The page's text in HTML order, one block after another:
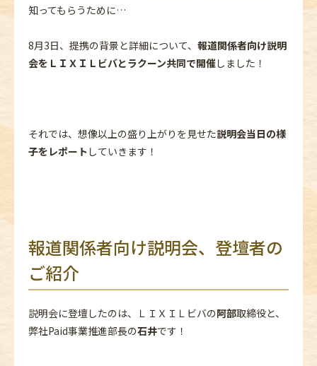
知ってもらうために…
8月3日、提携の背景と詳細について、 報道関係者向け説明
会をＬＩＸＩＬビバとラクーン共同で開催しました！
それでは、想像以上の盛り上がりを見せた説明会当日の様
子をレポート していきます！
報道関係者向け説明会、登壇者の
ご紹介
説明会に登壇したのは、ＬＩＸＩＬビバの阿部取締役と、
弊社Paid事業推進部長の石井です！